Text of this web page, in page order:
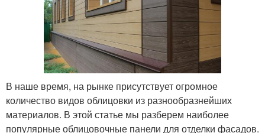
В наше время, на рынке присутствует огромное
количество видов облицовки из разнообразнейших
материалов. В этой статье мы разберем наиболее
популярные облицовочные панели для отделки фасадов.